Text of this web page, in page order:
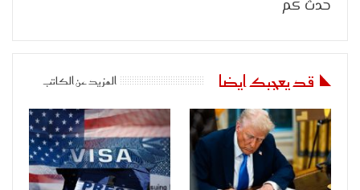
حدث كم
قد يعجبك ايضا المزيد عن الكاتب